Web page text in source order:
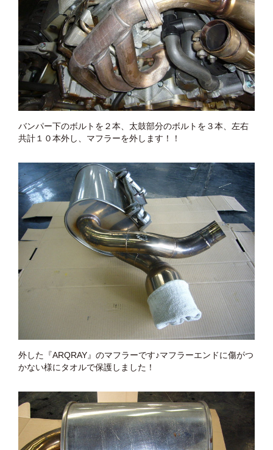
バンパー下のボルトを２本、太鼓部分のボルトを３本、左右
共計１０本外し、マフラーを外します！！
外した『ARQRAY』のマフラーです♪マフラーエンドに傷がつ
かない様にタオルで保護しました！